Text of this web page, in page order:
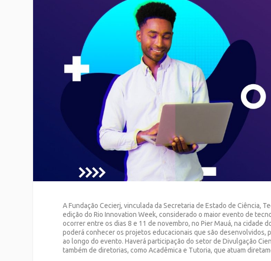
A Fundação Cecierj, vinculada da Secretaria de Estado de Ciência,
edição do Rio Innovation Week, considerado o maior evento de
ocorrer entre os dias 8 e 11 de novembro, no Pier Mauá, na cidade
poderá conhecer os projetos educacionais que são desenvolvidos,
ao longo do evento. Haverá participação do setor de Divulgação
também de diretorias, como Acadêmica e Tutoria, que atuam